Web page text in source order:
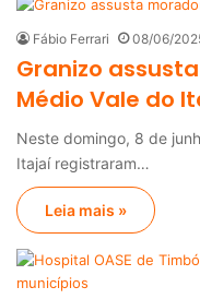
Fábio Ferrari 08/06/
Granizo
Médio Vale do
Neste domingo, 8 de
Itajaí registraram…
Leia mais »